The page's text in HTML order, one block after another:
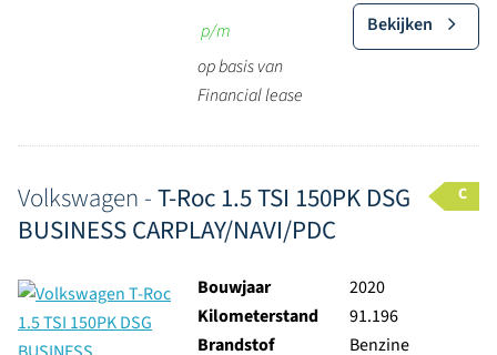
p/m
op basis van
Financial lease
Bekijken
Volkswagen -T-Roc 1.5 TSI 150PK DSG
BUSINESS CARPLAY/NAVI/PDC
C
Bouwjaar
2020
Kilometerstand
91.196
Brandstof
Benzine